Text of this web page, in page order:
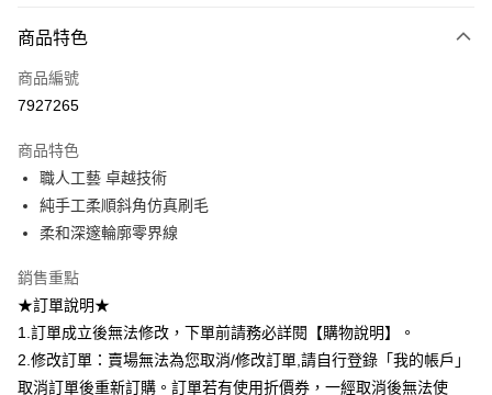
【關於「AFTEE先享後付」】
便利好安心！
１．簡單：不需註冊會員、不需綁卡、不需儲值。
３．安心：先確認商品／服務後，再付款。
【「AFTEE先享後付」結帳流程】
１．於結帳方式選擇「AFTEE先享後付」後，將跳轉至「AFTEE先享後付」
２．訂單成立數日內，您將收到繳費通知簡訊。
ATM／網路銀行／等多元方式進行付款，方視為交易完成。
※ 請注意：結帳手續完成當下不需立刻繳費，但若您需要取消訂單，請聯絡
後付繳納相關費用。
※ 交易是否成功請以「AFTEE先享後付 」之結帳頁面顯示為準，若有關於
是否繳費成功／繳費後需取消欲退款等相關疑問，請聯繫「AFTEE先享後付
運送方式
全家取貨付款
每筆NT$80，滿NT$599(含以上)免運費
付款後全家取貨
7-11取貨付款
每筆NT$80，滿NT$599(含以上)免運費
付款後7-11取貨
每筆NT$80，滿NT$599(含以上)免運費
商品特色
商品編號
7927265
商品特色
職人工藝 卓越技術
純手工柔順斜角仿真刷毛
柔和深邃輪廓零界線
銷售重點
★訂單說明★
1.訂單成立後無法修改，下單前請務必詳閱【購物說明】。
2.修改訂單：賣場無法為您取消/修改訂單,請自行登錄「我的帳戶」
取消訂單後重新訂購。訂單若有使用折價券，一經取消後無法使